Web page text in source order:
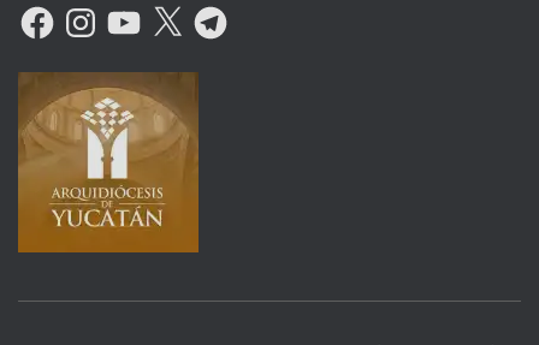
F
A
B
K
N
A
G
R
M
Y
O
U
B
E
X
T
E
G